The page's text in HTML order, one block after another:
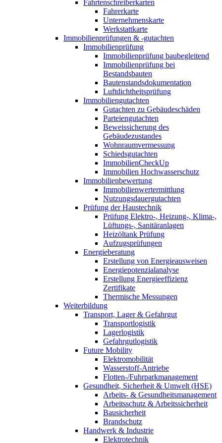
Fahrtenschreiberkarten
Fahrerkarte
Unternehmenskarte
Werkstattkarte
Immobilienprüfungen & -gutachten
Immobilienprüfung
Immobilienprüfung baubegleitend
Immobilienprüfung bei
Bestandsbauten
Bautenstandsdokumentation
Luftdichtheitsprüfung
Immobiliengutachten
Gutachten zu Gebäudeschäden
Parteiengutachten
Beweissicherung des
Gebäudezustandes
Wohnraumvermessung
Schiedsgutachten
ImmobilienCheckUp
Immobilien Hochwasserschutz
Immobilienbewertung
Immobilienwertermittlung
Nutzungsdauergutachten
Prüfung der Haustechnik
Prüfung Elektro-, Heizung-, Klima-,
Lüftungs-, Sanitäranlagen
Heizöltank Prüfung
Aufzugsprüfungen
Energieberatung
Erstellung von Energieausweisen
Energiepotenzialanalyse
Erstellung Energieeffizienz
Zertifikate
Thermische Messungen
Weiterbildung
Transport, Lager & Gefahrgut
Transportlogistik
Lagerlogistik
Gefahrgutlogistik
Future Mobility
Elektromobilität
Wasserstoff-Antriebe
Flotten-/Fuhrparkmanagement
Gesundheit, Sicherheit & Umwelt (HSE)
Arbeits- & Gesundheitsmanagement
Arbeitsschutz & Arbeitssicherheit
Bausicherheit
Brandschutz
Handwerk & Industrie
Elektrotechnik